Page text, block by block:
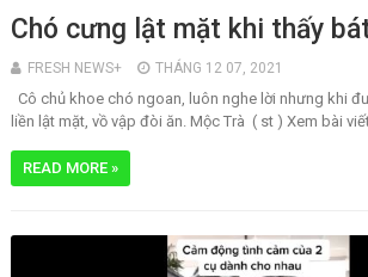
Chó cưng lật mặt khi thấy
FRESH NEWS+ THÁNG 12 07, 2021
Cô chủ khoe chó ngoan, luôn nghe lời nhưng khi
liền lật mặt, vồ vập đòi ăn. Mộc Trà ( st ) Xem bài
READ MORE »